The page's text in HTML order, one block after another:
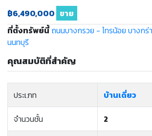
฿6,490,000 ขาย
ที่ตั้งทรัพย์นี้ ถนนบางกรวย - ไทรน้อย บางกร่
นนทบุรี
คุณสมบัติที่สำคัญ
ประเภท บ้านเดี่ยว
จำนวนชั้น 2